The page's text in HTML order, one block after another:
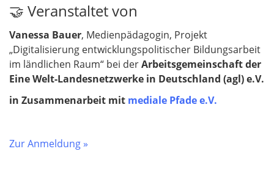
🤝 Veranstaltet von
Vanessa Bauer, Medienpädagogin, Projekt
„Digitalisierung entwicklungspolitischer Bildungsarbeit
im ländlichen Raum“ bei derArbeitsgemeinschaft der
Eine Welt-Landesnetzwerke in Deutschland (agl) e.V.
in Zusammenarbeit mit mediale Pfade e.V.
Zur Anmeldung »